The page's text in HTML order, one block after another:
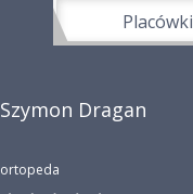
Placówki
Szymon Dragan
ortopeda